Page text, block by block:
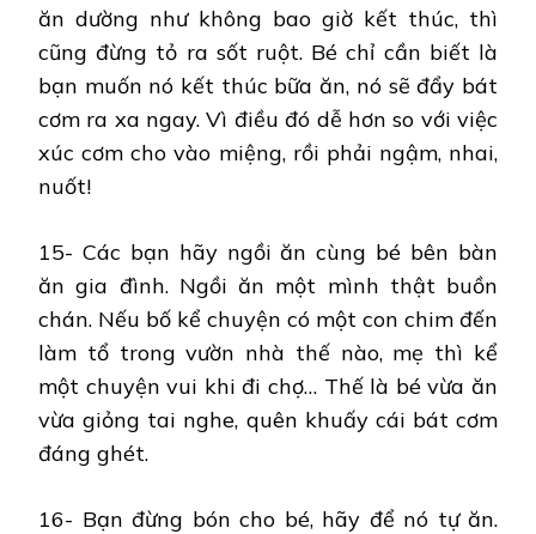
ăn dường như không bao giờ kết thúc, thì
cũng đừng tỏ ra sốt ruột. Bé chỉ cần biết là
bạn muốn nó kết thúc bữa ăn, nó sẽ đẩy bát
cơm ra xa ngay. Vì điều đó dễ hơn so với việc
xúc cơm cho vào miệng, rồi phải ngậm, nhai,
nuốt!
15- Các bạn hãy ngồi ăn cùng bé bên bàn
ăn gia đình. Ngồi ăn một mình thật buồn
chán. Nếu bố kể chuyện có một con chim đến
làm tổ trong vườn nhà thế nào, mẹ thì kể
một chuyện vui khi đi chợ… Thế là bé vừa ăn
vừa giỏng tai nghe, quên khuấy cái bát cơm
đáng ghét.
16- Bạn đừng bón cho bé, hãy để nó tự ăn.